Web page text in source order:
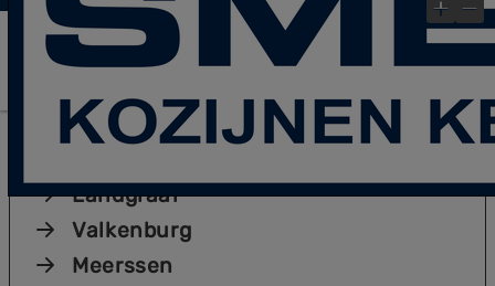
Bekijk gauw onze laatste Blog- Post! ×
Plaatsen
Landgraaf
Valkenburg
Meerssen